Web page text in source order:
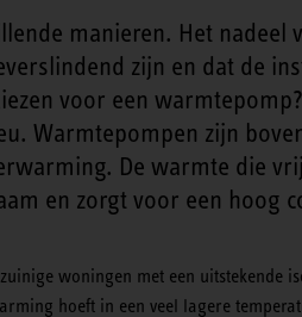
manieren. Het nadeel
zijn en dat de
voor een warmtepomp
Warmtepompen zijn
De warmte die
en zorgt voor een hoog
woningen met een uitstekende
hoeft in een veel lagere